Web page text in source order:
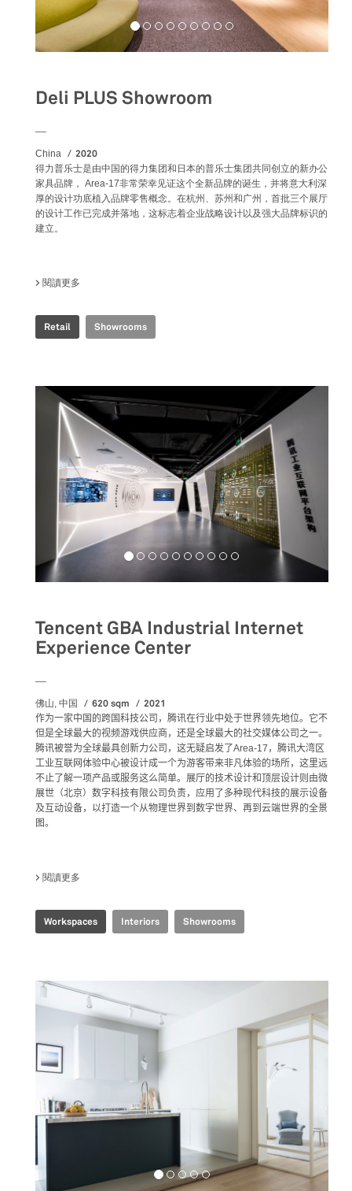
Deli PLUS Showroom
China 2020
得力普乐士是由中国的得力集团和日本的普乐士集团共同创立的新办公
家具品牌， Area-17非常荣幸见证这个全新品牌的诞生，并将意大利深
厚的设计功底植入品牌零售概念。在杭州、苏州和广州，首批三个展厅
的设计工作已完成并落地，这标志着企业战略设计以及强大品牌标识的
建立。
閱讀更多
Retail Showrooms
Tencent GBA Industrial Internet
Experience Center
佛山, 中国 620 sqm 2021
作为一家中国的跨国科技公司，腾讯在行业中处于世界领先地位。它不
但是全球最大的视频游戏供应商，还是全球最大的社交媒体公司之一。
腾讯被誉为全球最具创新力公司，这无疑启发了Area-17 ，腾讯大湾区
工业互联网体验中心被设计成一个为游客带来非凡体验的场所，这里远
不止了解一项产品或服务这么简单。展厅的技术设计和顶层设计则由微
展世（北京）数字科技有限公司负责，应用了多种现代科技的展示设备
及互动设备，以打造一个从物理世界到数字世界、再到云端世界的全景
图。
閱讀更多
Workspaces Interiors Showrooms